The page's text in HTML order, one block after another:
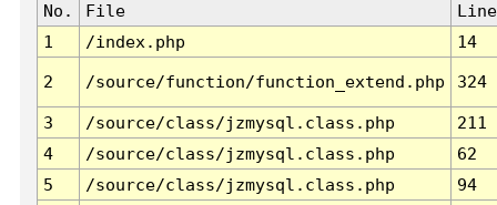
No. File
Line
1
/index.php 14
2 /source/function/function_extend.php 324
3 /source/class/jzmysql.class.php
211
4
/source/class/jzmysql.class.php
62
5
/source/class/jzmysql.class.php
94